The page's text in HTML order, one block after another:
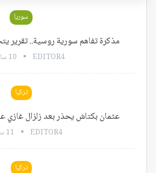
سوريا
مذكرة تفاهم سورية روسية.. تقرير
EDITOR4 10 ساعات منذ
تركيا
عثمان بكتاش يحذر بعد زلزال غازي عنتاب: 6 فبراير
EDITOR4 11 ساعة منذ
تركيا